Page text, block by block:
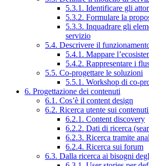
5.3.1. Identificare gli
5.3.2. Formulare la
5.3.3. Inquadrare gli
servizio
5.4. Descrivere il
5.4.1. Mappare
5.4.2. Rappresentare i
5.5. Co-progettare le soluzioni
5.5.1. Workshop di co-
6. Progettazione dei contenuti
6.1. Cos’è il content design
6.2. Ricerca utente sui
6.2.1. Content discovery
6.2.2. Dati di ricerca
6.2.3. Ricerca tramite
6.2.4. Ricerca sui forum
6.3. Dalla ricerca ai bisogni